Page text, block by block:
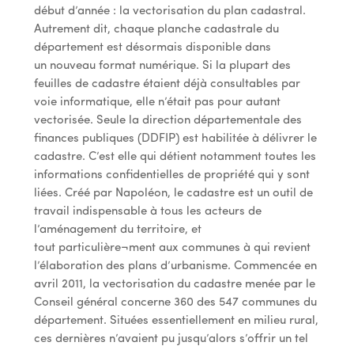
début d’année : la vectorisation du plan cadastral.
Autrement dit, chaque planche cadastrale du
département est désormais disponible dans
un nouveau format numérique. Si la plupart des
feuilles de cadastre étaient déjà consultables par
voie informatique, elle n’était pas pour autant
vectorisée. Seule la direction départementale des
finances publiques (DDFIP) est habilitée à délivrer le
cadastre. C’est elle qui détient notamment toutes les
informations confidentielles de propriété qui y sont
liées. Créé par Napoléon, le cadastre est un outil de
travail indispensable à tous les acteurs de
l’aménagement du territoire, et
tout particulière¬ment aux communes à qui revient
l’élaboration des plans d’urbanisme. Commencée en
avril 2011, la vectorisation du cadastre menée par le
Conseil général concerne 360 des 547 communes du
département. Situées essentiellement en milieu rural,
ces dernières n’avaient pu jusqu’alors s’offrir un tel